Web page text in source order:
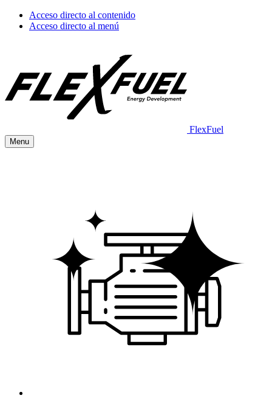
Acceso directo al contenido
Acceso directo al menú
FlexFuel
Menu